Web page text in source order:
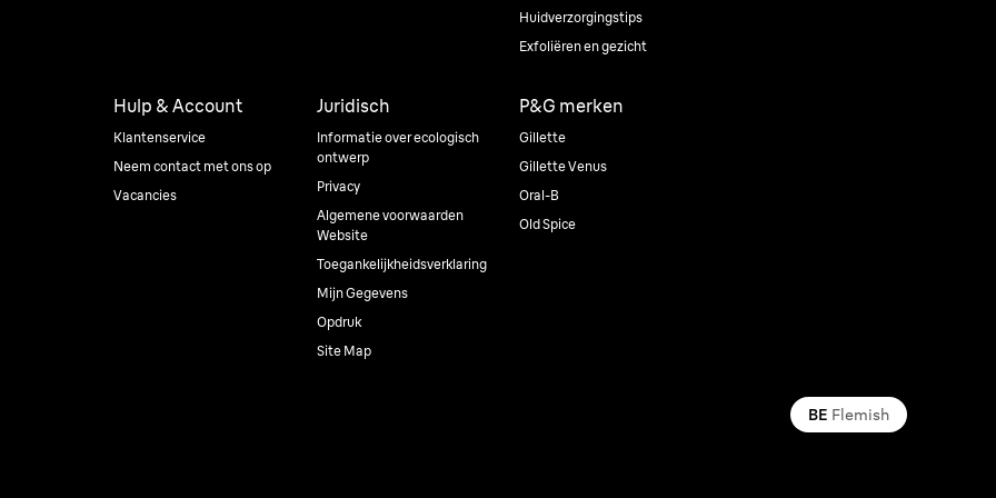
Huidverzorgingstips
Exfoliëren en gezicht
Hulp & Account
Klantenservice
Neem contact met ons op
Vacancies
Juridisch
Informatie over ecologisch
ontwerp
Privacy
Algemene voorwaarden
Website
Toegankelijkheidsverklaring
Mijn Gegevens
Opdruk
Site Map
P&G merken
Gillette
Gillette Venus
Oral-B
Old Spice
BE Flemish